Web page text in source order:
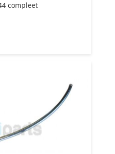
compleet